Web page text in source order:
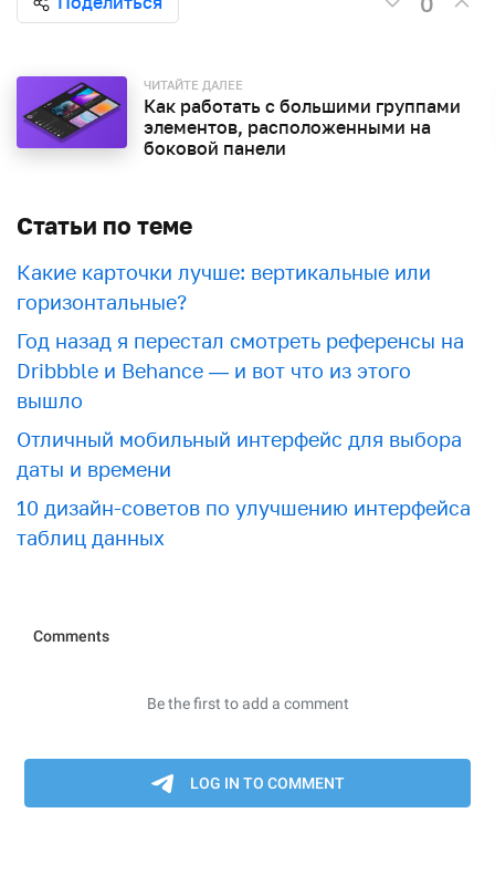
ЧИТАЙТЕ ДАЛЕЕ
Как работать с большими группами
элементов, расположенными на
боковой панели
Статьи по теме
Какие карточки лучше: вертикальные или
горизонтальные?
Год назад я перестал смотреть референсы на
Dribbble и Behance — и вот что из этого
вышло
Отличный мобильный интерфейс для выбора
даты и времени
10 дизайн-советов по улучшению интерфейса
таблиц данных